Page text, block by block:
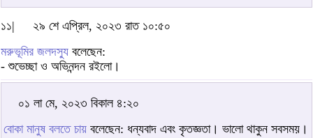
১১|
২৯ শে এপ্রিল, ২০২৩ রাত ১০:৫০
মরুভূমির জলদস্যু বলেছেন:
- শুভেচ্ছা ও অভিনন্দন রইলো।
০১ লা মে, ২০২৩ বিকাল ৪:২০
বোকা মানুষ বলতে চায় বলেছেন: ধন্যবাদ এবং কৃতজ্ঞতা। ভালো থাকুন সবসময়।